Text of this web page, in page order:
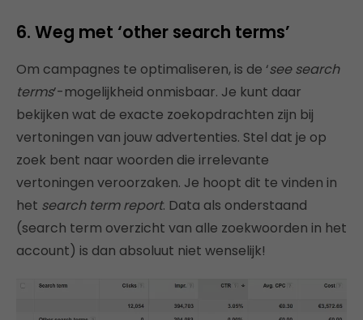
6. Weg met ‘other search terms’
Om campagnes te optimaliseren, is de ‘see search
terms’-mogelijkheid onmisbaar. Je kunt daar
bekijken wat de exacte zoekopdrachten zijn bij
vertoningen van jouw advertenties. Stel dat je op
zoek bent naar woorden die irrelevante
vertoningen veroorzaken. Je hoopt dit te vinden in
het search term report. Data als onderstaand
(search term overzicht van alle zoekwoorden in het
account) is dan absoluut niet wenselijk!